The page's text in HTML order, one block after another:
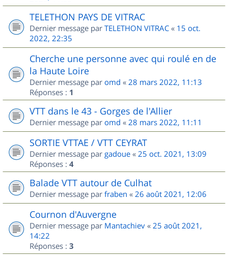
TELETHON PAYS DE VITRAC
Dernier message par TELETHON VITRAC « 15 oct.
2022, 22:35
Cherche une personne avec qui roulé en de
la Haute Loire
Dernier message par omd « 28 mars 2022, 11:13
Réponses : 1
VTT dans le 43 - Gorges de l'Allier
Dernier message par omd « 28 mars 2022, 11:11
SORTIE VTTAE / VTT CEYRAT
Dernier message par gadoue « 25 oct. 2021, 13:09
Réponses : 4
Balade VTT autour de Culhat
Dernier message par fraben « 26 août 2021, 12:06
Cournon d'Auvergne
Dernier message par Mantachiev « 25 août 2021,
14:22
Réponses : 3